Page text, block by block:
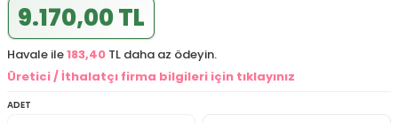
9.170,00 TL
Havale ile183,40 TL daha az ödeyin.
Üretici / İthalatçı firma bilgileri için tıklayınız
ADET